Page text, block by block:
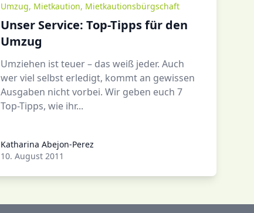
Umzug, Mietkaution, Mietkautionsbürgschaft
Unser Service: Top-Tipps für den
Umzug
Umziehen ist teuer – das weiß jeder. Auch
wer viel selbst erledigt, kommt an gewissen
Ausgaben nicht vorbei. Wir geben euch 7
Top-Tipps, wie ihr...
Katharina Abejon-Perez
Katharina Abejon-Perez
10. August 2011